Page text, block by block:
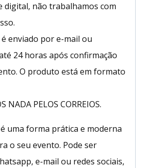
digital, não trabalhamos com
enviado por e-mail ou
24 horas após confirmação
O produto está em formato
NADA PELOS CORREIOS.
uma forma prática e moderna
o seu evento. Pode ser
e-mail ou redes sociais,